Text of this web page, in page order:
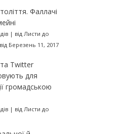
Фаллачі
| від Листи до
від Березень 11, 2017
Twitter
для
громадською
| від Листи до